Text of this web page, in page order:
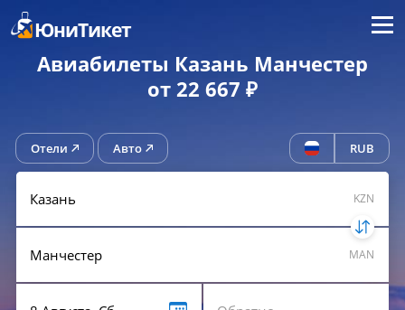
ЮниТикет Меню
Авиабилеты Казань Манчестер
от 22 667 ₽
Отели Авто RUB
KZN
MAN